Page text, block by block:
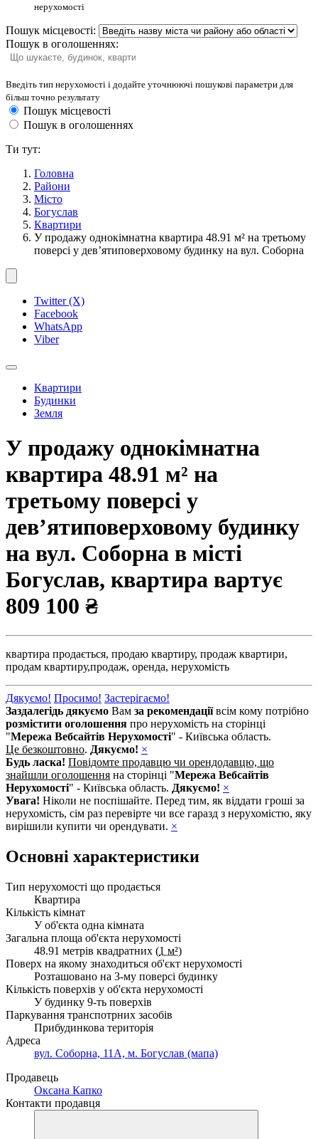
нерухомості
Пошук місцевості:
Пошук в оголошеннях:
Введіть тип нерухомості і додайте уточнюючі пошукові параметри для
більш точно результату
Пошук місцевості
Пошук в оголошеннях
Ти тут:
Головна
Райони
Місто
Богуслав
Квартири
У продажу однокімнатна квартира 48.91 м² на третьому
поверсі у дев’ятиповерховому будинку на вул. Соборна
Twitter (X)
Facebook
WhatsApp
Viber
Квартири
Будинки
Земля
У продажу однокімнатна
квартира 48.91 м² на
третьому поверсі у
дев’ятиповерховому будинку
на вул. Соборна в місті
Богуслав, квартира вартує
809 100 ₴
квартира продається, продаю квартиру, продаж квартири,
продам квартиру,продаж, оренда, нерухомість
Дякуємо! Просимо! Застерігаємо!
Заздалегідь дякуємо Вам за рекомендаціївсім кому потрібно
розмістити оголошення про нерухомість на сторінці
"Мережа Вебсайтів Нерухомості" - Київська область.
Це безкоштовно. Дякуємо! ×
Будь ласка! Повідомте продавцю чи орендодавцю, що
знайшли оголошення на сторінці "Мережа Вебсайтів
Нерухомості" - Київська область. Дякуємо! ×
Увага! Ніколи не поспішайте. Перед тим, як віддати гроші за
нерухомість, сім раз перевірте чи все гаразд з нерухомістю, яку
вирішили купити чи орендувати. ×
Основні характеристики
Тип нерухомості що продається
Квартира
Кількість кімнат
У об'єкта одна кімната
Загальна площа об'єкта нерухомості
48.91 метрів квадратних (1 м²)
Поверх на якому знаходиться об'єкт нерухомості
Розташовано на 3-му поверсі будинку
Кількість поверхів у об'єкта нерухомості
У будинку 9-ть поверхів
Паркування транспотрних засобів
Прибудинкова територія
Адреса
вул. Соборна, 11А, м. Богуслав (мапа)
Продавець
Оксана Капко
Контакти продавця